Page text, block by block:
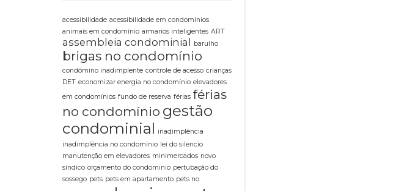
acessibilidade acessibilidade em condomínios
animais em condomínio armarios inteligentes ART
assembleia condominial barulho
brigas no condomínio
condômino inadimplente controle de acesso crianças
DET economizar energia no condomínio elevadores
em condomínios fundo de reserva férias férias
no condomínio gestão
condominial inadimplência
inadimplência no condomínio lei do silencio
manutenção em elevadores minimercados novo
síndico orçamento do condominio pertubação do
sossego pets pets em apartamento pets no